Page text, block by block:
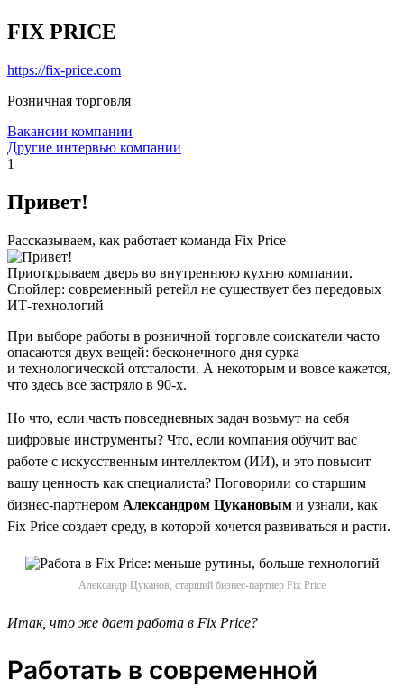
FIX PRICE
https://fix-price.com
Розничная торговля
Вакансии компании
Другие интервью компании
1
Привет!
Рассказываем, как работает команда Fix Price
Приоткрываем дверь во внутреннюю кухню компании.
Спойлер: современный ретейл не существует без передовых
ИТ-технологий
При выборе работы в розничной торговле соискатели часто
опасаются двух вещей: бесконечного дня сурка
и технологической отсталости. А некоторым и вовсе кажется,
что здесь все застряло в 90-х.
Но что, если часть повседневных задач возьмут на себя
цифровые инструменты? Что, если компания обучит вас
работе с искусственным интеллектом (ИИ), и это повысит
вашу ценность как специалиста? Поговорили со старшим
бизнес-партнером Александром Цукановым и узнали, как
Fix Price создает среду, в которой хочется развиваться и расти.
Александр Цуканов, старший бизнес-партнер Fix Price
Итак, что же дает работа в Fix Price?
Работать в современной